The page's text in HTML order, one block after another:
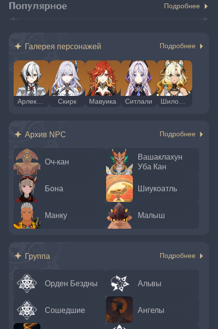
Популярное Подробнее
Галерея персонажей Подробнее
Арлекино Скирк Мавуика Ситлали
Архив NPC Подробнее
Оч-кан
Вашаклахун
Уба Кан
Бона Шиукоатль
Манку Малыш
Группа Подробнее
Орден Бездны Альвы
Сошедшие Ангелы